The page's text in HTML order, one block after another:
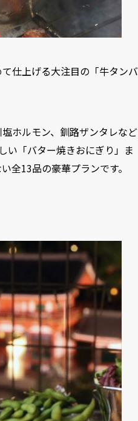
仕上げる大注目の「牛タンバ
ホルモン、釧路ザンタレなど
い「バター焼きおにぎり」ま
全13品の豪華プランです。